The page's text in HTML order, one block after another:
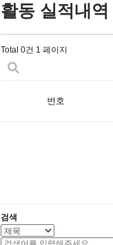
활동 실적내역
Total 0건 1 페이지
번호
검색